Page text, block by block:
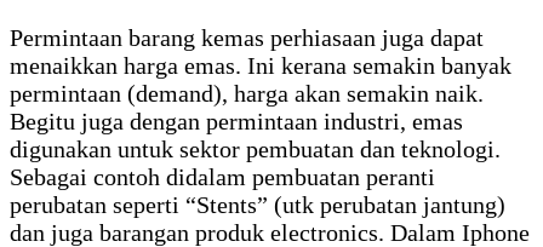
Permintaan barang kemas perhiasaan juga dapat
menaikkan harga emas. Ini kerana semakin banyak
permintaan (demand), harga akan semakin naik.
Begitu juga dengan permintaan industri, emas
digunakan untuk sektor pembuatan dan teknologi.
Sebagai contoh didalam pembuatan peranti
perubatan seperti “Stents” (utk perubatan jantung)
dan juga barangan produk electronics. Dalam Iphone